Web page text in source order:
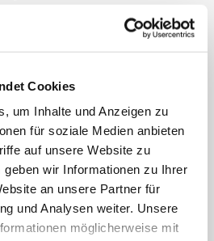
Cookies
um Inhalte und Anzeigen zu
für soziale Medien anbieten
auf unsere Website zu
wir Informationen zu Ihrer
an unsere Partner für
und Analysen weiter. Unsere
möglicherweise mit
Folge spricht BÄK-Präsident
über die dringenden
im Bereich „Planetary
fordern vor
schützen,